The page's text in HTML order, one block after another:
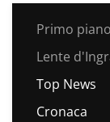
Primo piano
Lente
Top News
Cronaca